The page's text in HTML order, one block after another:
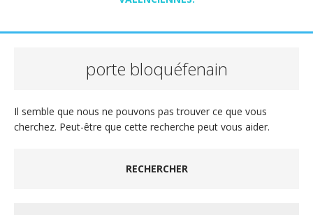
porte bloquéfenain
Il semble que nous ne pouvons pas trouver ce que vous
cherchez. Peut-être que cette recherche peut vous aider.
RECHERCHER